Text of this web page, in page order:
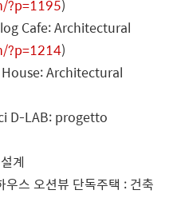
?p=1195)
Cafe: Architectural
?p=1214)
Architectural
D-LAB: progetto
계
스 오션뷰 단독주택 : 건축